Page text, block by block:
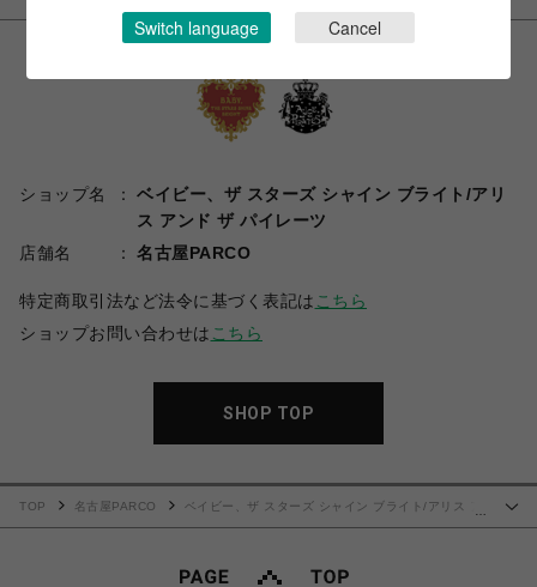
ショップ名
ベイビー、ザ スターズ シャイン ブライト/アリ
ス アンド ザ パイレーツ
店舗名
名古屋PARCO
特定商取引法など法令に基づく表記は こちら
ショップお問い合わせは こちら
SHOP TOP
TOP 名古屋PARCO
ベイビー、ザ スターズ シャイン ブライト/アリス ア
Switch language Cancel